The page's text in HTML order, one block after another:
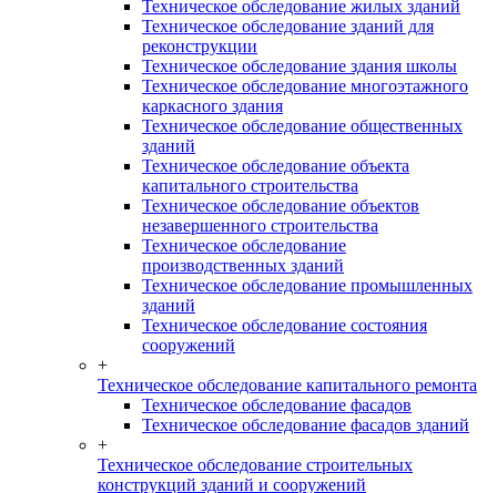
Техническое обследование жилых зданий
Техническое обследование зданий для
реконструкции
Техническое обследование здания школы
Техническое обследование многоэтажного
каркасного здания
Техническое обследование общественных
зданий
Техническое обследование объекта
капитального строительства
Техническое обследование объектов
незавершенного строительства
Техническое обследование
производственных зданий
Техническое обследование промышленных
зданий
Техническое обследование состояния
сооружений
+
Техническое обследование капитального ремонта
Техническое обследование фасадов
Техническое обследование фасадов зданий
+
Техническое обследование строительных
конструкций зданий и сооружений